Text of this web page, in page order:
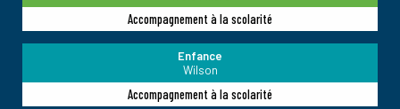
Accompagnement à la scolarité
Enfance
Wilson
Accompagnement à la scolarité